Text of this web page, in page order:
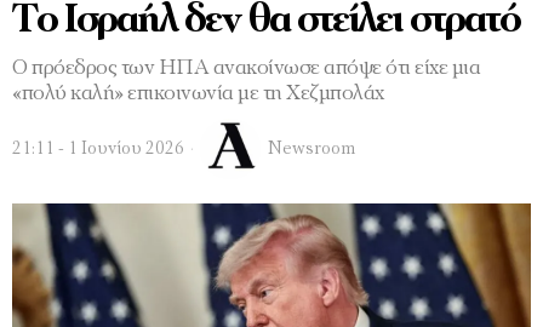
Το Ισραήλ δεν θα στείλει στρατό
Ο πρόεδρος των ΗΠΑ ανακοίνωσε απόψε ότι είχε μια
«πολύ καλή» επικοινωνία με τη Χεζμπολάχ
21:11 - 1 Ιουνίου 2026 Newsroom